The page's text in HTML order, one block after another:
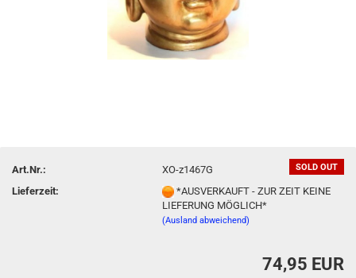
SOLD OUT
Art.Nr.:
XO-z1467G
Lieferzeit:
*AUSVERKAUFT - ZUR ZEIT KEINE
LIEFERUNG MÖGLICH*
(Ausland abweichend)
74,95 EUR